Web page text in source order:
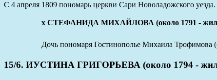
С 4 апреля 1809 пономарь церкви Сари Новоладожского уезда.
х СТЕФАНИДА МИХАЙЛОВА (около 1791 -
Дочь пономаря Гостинополье Михаила Трофимова
15/6. ИУСТИНА ГРИГОРЬЕВА (около 1794 -